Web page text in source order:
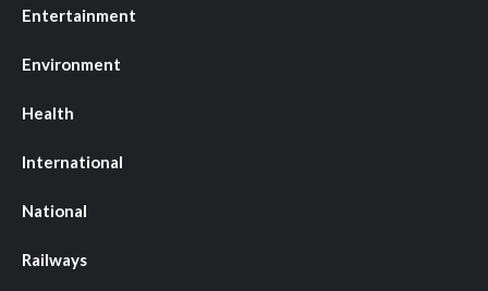
Entertainment
Environment
Health
International
National
Railways